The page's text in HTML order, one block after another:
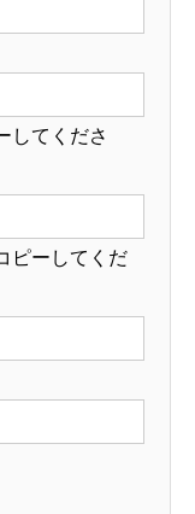
してくださ
ピーしてくだ